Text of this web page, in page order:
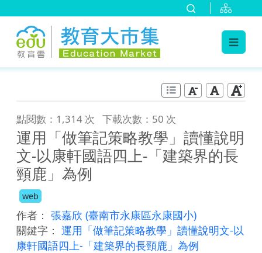
點閱數：1,314 次 下載次數：50 次
運用「做筆記策略教學」讀懂說明
文-以康軒國語四上-「建築界的長
頸鹿」為例
web
作者： 張嘉欣 (臺南市永康區永康國小)
關鍵字： 運用「做筆記策略教學」讀懂說明文-以
康軒國語四上-「建築界的長頸鹿」為例